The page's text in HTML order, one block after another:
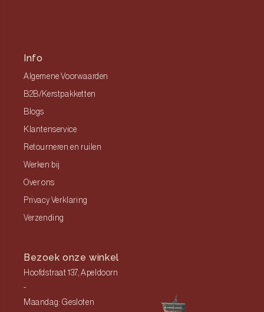
Info
Algemene Voorwaarden
B2B/Kerstpakketten
Blogs
Klantenservice
Retourneren en ruilen
Werken bij
Over ons
Privacy Verklaring
Verzending
Bezoek onze winkel
Hoofdstraat 137, Apeldoorn
-
Maandag: Gesloten